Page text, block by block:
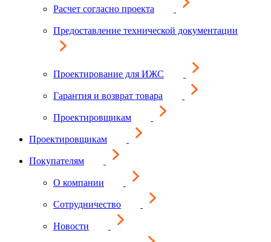
Расчет согласно проекта
Предоставление технической документации
Проектирование для ИЖС
Гарантия и возврат товара
Проектировщикам
Проектировщикам
Покупателям
О компании
Сотрудничество
Новости